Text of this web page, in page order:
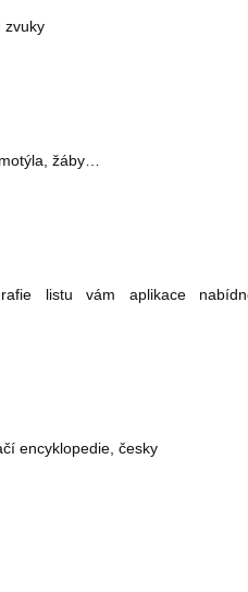
zvuky
žáby…
listu vám aplikace
encyklopedie, česky